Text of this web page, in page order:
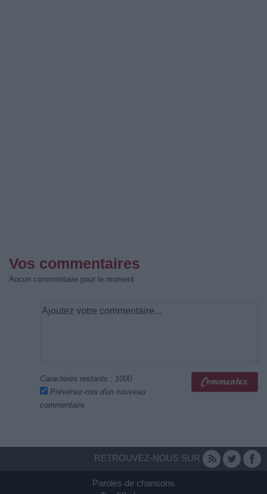
Vos commentaires
Aucun commentaire pour le moment
Caractères restants : 1000
Prévenez-moi d'un nouveau
commentaire
RETROUVEZ-NOUS SUR
Paroles de chansons